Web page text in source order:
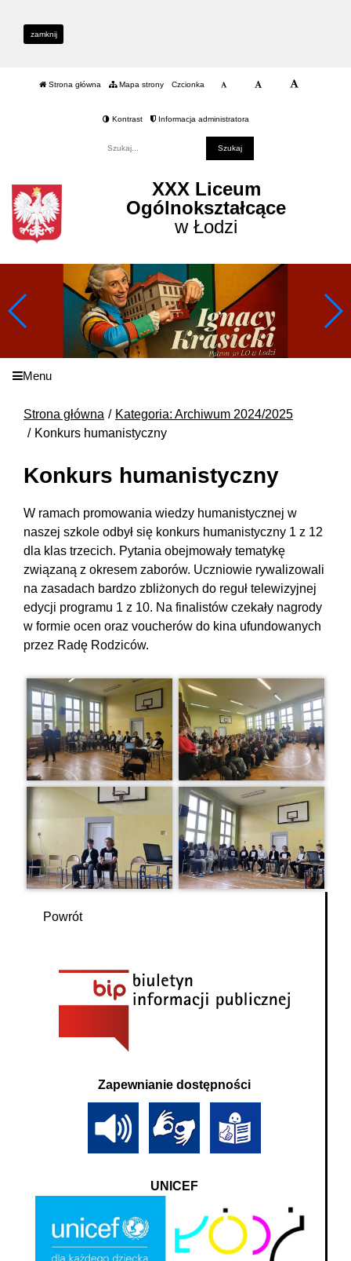
zamknij
Strona główna Mapa strony Czcionka
Kontrast Informacja administratora
XXX Liceum
Ogólnokształcące
w Łodzi
Menu
Strona główna
Kategoria: Archiwum 2024/2025
Konkurs humanistyczny
Konkurs humanistyczny
W ramach promowania wiedzy humanistycznej w
naszej szkole odbył się konkurs humanistyczny 1 z 12
dla klas trzecich. Pytania obejmowały tematykę
związaną z okresem zaborów. Uczniowie rywalizowali
na zasadach bardzo zbliżonych do reguł telewizyjnej
edycji programu 1 z 10. Na finalistów czekały nagrody
w formie ocen oraz voucherów do kina ufundowanych
przez Radę Rodziców.
Powrót
Zapewnianie dostępności
UNICEF